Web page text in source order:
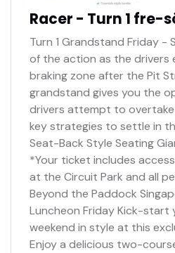
Racer - Turn 1 fre-
Turn 1 Grandstand Friday -
of the action as the drivers
braking zone after the Pit
grandstand gives you the
drivers attempt to overtake
key strategies to settle in
Seat-Back Style Seating
*Your ticket includes
at the Circuit Park and all
Beyond the Paddock
Luncheon Friday Kick-start
weekend in style at this
Enjoy a delicious two-